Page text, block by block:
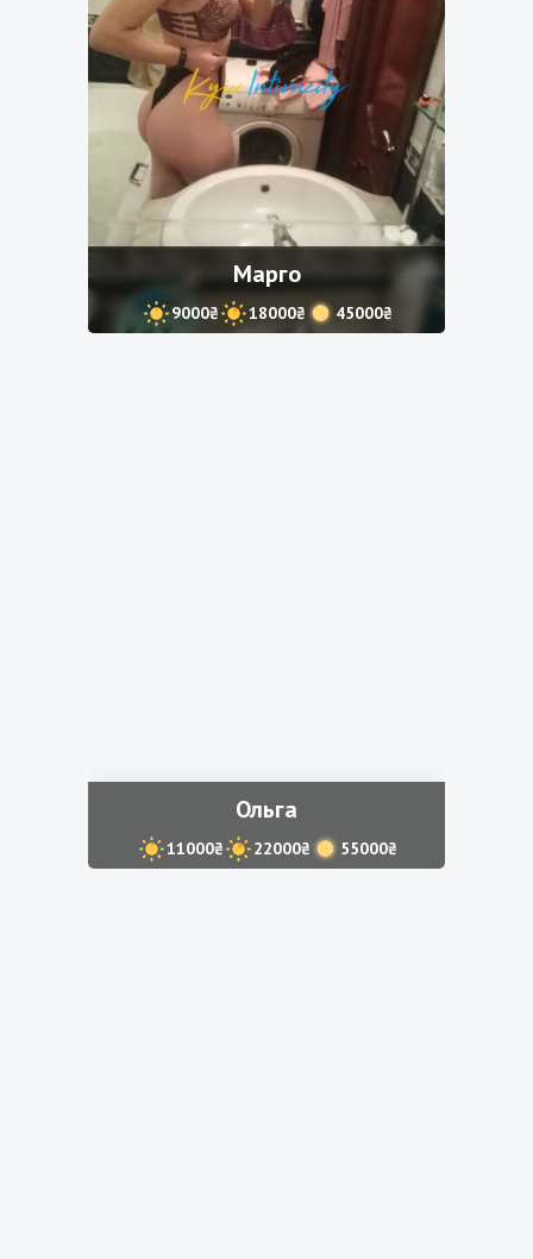
Марго
9000₴ 18000₴ 45000₴
Ольга
11000₴ 22000₴ 55000₴